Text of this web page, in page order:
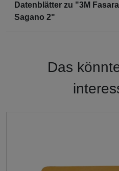
Datenblätter zu "3M
Sagano 2"
Das